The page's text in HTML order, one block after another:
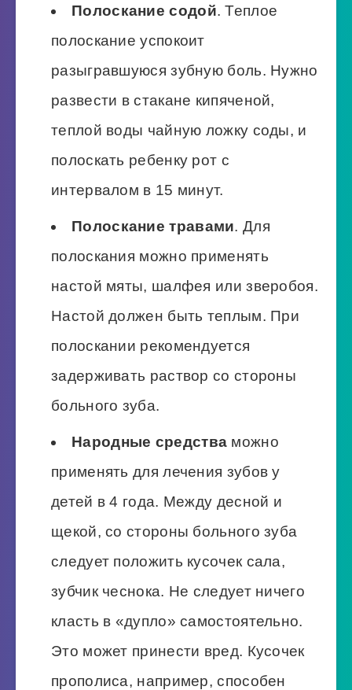
Полоскание содой. Теплое
полоскание успокоит
разыгравшуюся зубную боль. Нужно
развести в стакане кипяченой,
теплой воды чайную ложку соды, и
полоскать ребенку рот с
интервалом в 15 минут.
Полоскание травами. Для
полоскания можно применять
настой мяты, шалфея или зверобоя.
Настой должен быть теплым. При
полоскании рекомендуется
задерживать раствор со стороны
больного зуба.
Народные средства можно
применять для лечения зубов у
детей в 4 года. Между десной и
щекой, со стороны больного зуба
следует положить кусочек сала,
зубчик чеснока. Не следует ничего
класть в «дупло» самостоятельно.
Это может принести вред. Кусочек
прополиса, например, способен